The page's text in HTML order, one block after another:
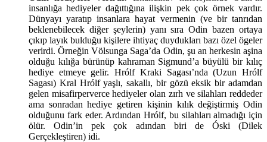
insanlığa hediyeler dağıttığına ilişkin pek çok örnek vardır.
Dünyayı yaratıp insanlara hayat vermenin (ve bir tanrıdan
beklenebilecek diğer şeylerin) yanı sıra Odin bazen ortaya
çıkıp layık bulduğu kişilere ihtiyaç duydukları bazı özel ögeler
verirdi. Örneğin Völsunga Saga’da Odin, şu an herkesin aşina
olduğu kılığa bürünüp kahraman Sigmund’a büyülü bir kılıç
hediye etmeye gelir. Hrólf Kraki Sagası’nda (Uzun Hrólf
Sagası) Kral Hrólf yaşlı, sakallı, bir gözü eksik bir adamdan
gelen misafirperverce hediyeler olan zırh ve silahları reddeder
ama sonradan hediye getiren kişinin kılık değiştirmiş Odin
olduğunu fark eder. Ardından Hrólf, bu silahları almadığı için
ölür. Odin’in pek çok adından biri de Óski (Dilek
Gerçekleştiren) idi.